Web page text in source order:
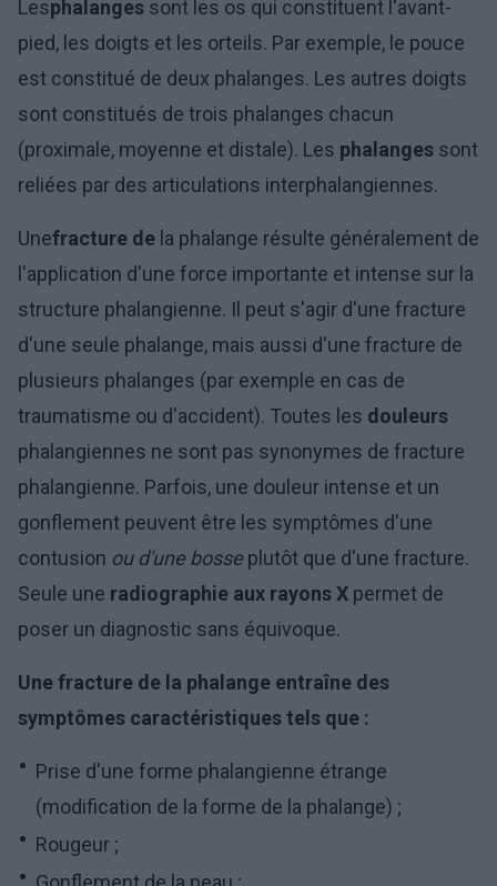
Lesphalanges sont les os qui constituent l'avant-
pied, les doigts et les orteils. Par exemple, le pouce
est constitué de deux phalanges. Les autres doigts
sont constitués de trois phalanges chacun
(proximale, moyenne et distale). Les phalanges sont
reliées par des articulations interphalangiennes.
Unefracture de la phalange résulte généralement de
l'application d'une force importante et intense sur la
structure phalangienne. Il peut s'agir d'une fracture
d'une seule phalange, mais aussi d'une fracture de
plusieurs phalanges (par exemple en cas de
traumatisme ou d'accident). Toutes les douleurs
phalangiennes ne sont pas synonymes de fracture
phalangienne. Parfois, une douleur intense et un
gonflement peuvent être les symptômes d'une
contusion ou d'une bosse plutôt que d'une fracture.
Seule une radiographie aux rayons X permet de
poser un diagnostic sans équivoque.
Une fracture de la phalange entraîne des
symptômes caractéristiques tels que :
Prise d'une forme phalangienne étrange
(modification de la forme de la phalange) ;
Rougeur ;